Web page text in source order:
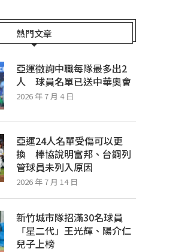
熱門文章
亞運徵詢中職每隊最多出2
人 球員名單已送中華奧會
2026 年 7 月 4 日
亞運24人名單受傷可以更
換 棒協說明富邦、台鋼列
管球員未列入原因
2026 年 7 月 14 日
新竹城市隊招滿30名球員
「星二代」王光輝、陽介仁
兒子上榜